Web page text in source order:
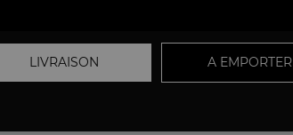
LIVRAISON A EMPORTER